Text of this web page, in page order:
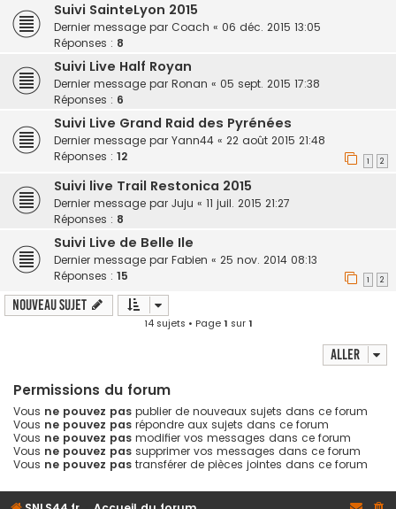
Suivi SainteLyon 2015
Dernier message par Coach « 06 déc. 2015 13:05
Réponses : 8
Suivi Live Half Royan
Dernier message par Ronan « 05 sept. 2015 17:38
Réponses : 6
Suivi Live Grand Raid des Pyrénées
Dernier message par Yann44 « 22 août 2015 21:48
Réponses : 12 1 2
Suivi live Trail Restonica 2015
Dernier message par Juju « 11 juil. 2015 21:27
Réponses : 8
Suivi Live de Belle Ile
Dernier message par Fabien « 25 nov. 2014 08:13
Réponses : 15 1 2
Nouveau sujet
14 sujets • Page1 sur1
Aller
Permissions du forum
Vous ne pouvez pas publier de nouveaux sujets dans ce forum
Vous ne pouvez pas répondre aux sujets dans ce forum
Vous ne pouvez pas modifier vos messages dans ce forum
Vous ne pouvez pas supprimer vos messages dans ce forum
Vous ne pouvez pas transférer de pièces jointes dans ce forum